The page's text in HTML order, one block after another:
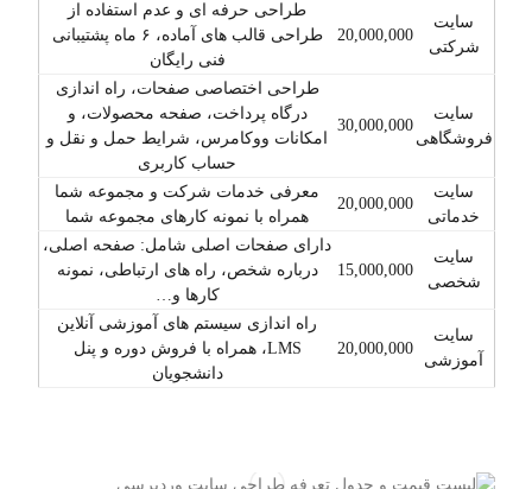
سایت
شرکتی
20,000,000
طراحی حرفه ای و عدم استفاده از
طراحی قالب های آماده، ۶ ماه پشتیبانی
فنی رایگان
سایت
فروشگاهی
30,000,000
طراحی اختصاصی صفحات، راه اندازی
درگاه پرداخت، صفحه محصولات، و
امکانات ووکامرس، شرایط حمل و نقل و
حساب کاربری
سایت
خدماتی
20,000,000
معرفی خدمات شرکت و مجموعه شما
همراه با نمونه کارهای مجموعه شما
سایت
شخصی
15,000,000
دارای صفحات اصلی شامل: صفحه اصلی،
درباره شخص، راه های ارتباطی،‌ نمونه
کارها و…
سایت
آموزشی
20,000,000
راه اندازی سیستم های آموزشی آنلاین
LMS، همراه با فروش دوره و پنل
دانشجویان